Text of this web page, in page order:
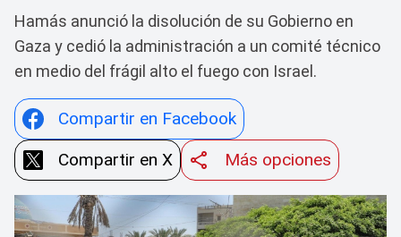
Hamás anunció la disolución de su Gobierno en
Gaza y cedió la administración a un comité técnico
en medio del frágil alto el fuego con Israel.
Compartir en Facebook
Compartir en X
Más opciones